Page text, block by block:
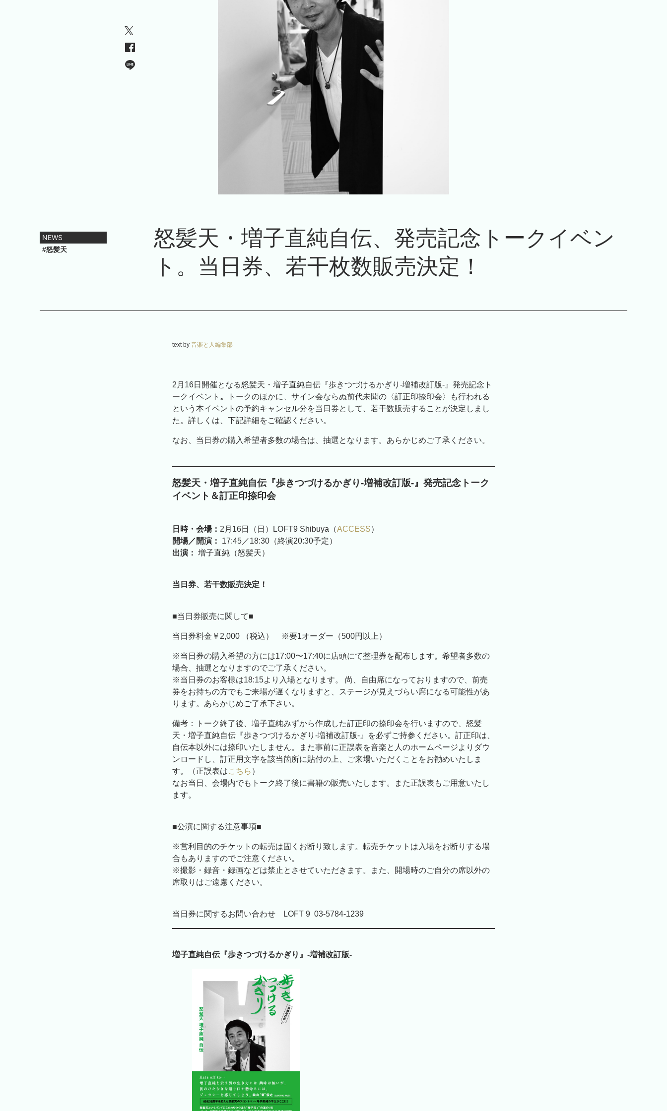
NEWS
#怒髪天
怒髪天・増子直純自伝、発売記念トークイベン
ト。当日券、若干枚数販売決定！
text by 音楽と人編集部
2月16日開催となる怒髪天・増子直純自伝『歩きつづけるかぎり-増補改訂版-』発売記念ト
ークイベント 。
トークのほかに、サイン会ならぬ前代未聞の〈訂正印捺印会〉も行われる
という本イベントの予約キャンセル分を当日券として、若干数販売することが決定しまし
た。詳しくは、下記詳細をご確認ください。
なお、当日券の購入希望者多数の場合は、抽選となります。あらかじめご了承ください。
怒髪天・増子直純自伝『歩きつづけるかぎり-増補改訂版-』発売記念トーク
イベント＆訂正印捺印会
日時・会場： 2月16日（日）LOFT9 Shibuya（ACCESS）
開場／開演： 17:45／18:30（終演20:30予定）
出演： 増子直純（怒髪天）
当日券、若干数販売決定！
■当日券販売に関して■
当日券料金￥2,000 （税込） ※要1オーダー（500円以上）
※当日券の購入希望の方には17:00〜17:40に店頭にて整理券を配布します。希望者多数の
場合、抽選となりますのでご了承ください。
※当日券のお客様は18:15より入場となります。 尚、自由席になっておりますので、前売
券をお持ちの方でもご来場が遅くなりますと、ステージが見えづらい席になる可能性があ
ります。あらかじめご了承下さい。
備考：トーク終了後、増子直純みずから作成した訂正印の捺印会を行いますので、怒髪
天・増子直純自伝『歩きつづけるかぎり-増補改訂版-』を必ずご持参ください。訂正印は、
自伝本以外には捺印いたしません。また事前に正誤表を音楽と人のホームページよりダウ
ンロードし、訂正用文字を該当箇所に貼付の上、ご来場いただくことをお勧めいたしま
す。（正誤表はこちら ）
なお当日、会場内でもトーク終了後に書籍の販売いたします。また正誤表もご用意いたし
ます。
■公演に関する注意事項■
※営利目的のチケットの転売は固くお断り致します。転売チケットは入場をお断りする場
合もありますのでご注意ください。
※撮影・録音・録画などは禁止とさせていただきます。また、開場時のご自分の席以外の
席取りはご遠慮ください。
当日券に関するお問い合わせ LOFT 9 03-5784-1239
増子直純自伝『歩きつづけるかぎり』-増補改訂版-